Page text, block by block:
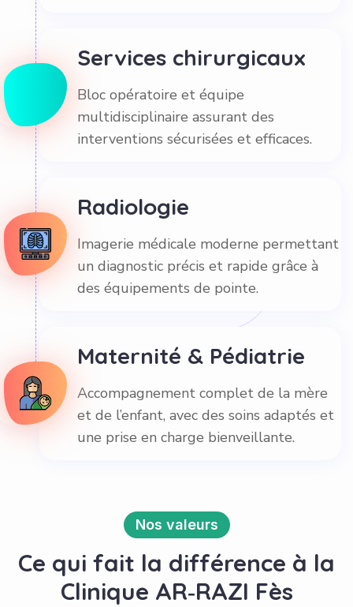
Services chirurgicaux
Bloc opératoire et équipe
multidisciplinaire assurant des
interventions sécurisées et efficaces.
Radiologie
Imagerie médicale moderne permettant
un diagnostic précis et rapide grâce à
des équipements de pointe.
Maternité & Pédiatrie
Accompagnement complet de la mère
et de l’enfant, avec des soins adaptés et
une prise en charge bienveillante.
Nos valeurs
Ce qui fait la différence à la
Clinique AR‑RAZI Fès